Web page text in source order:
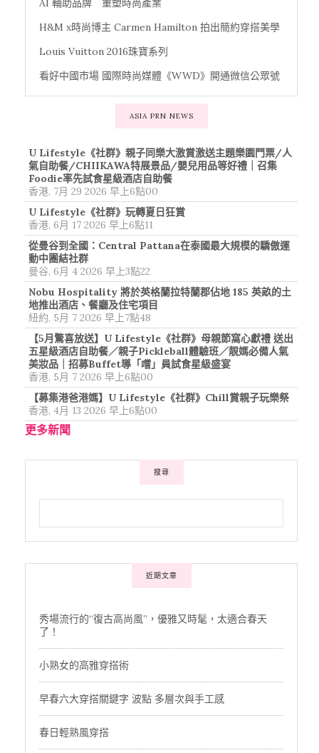
AI 輔助品牌 重塑時尚產業
H&M x時尚博主 Carmen Hamilton 拍出簡約穿搭美學
Louis Vuitton 2016珠寶系列
看好中國市場 國際時尚媒體《WWD》開通微信公眾號
ASIA PRN NEWS
U Lifestyle《社群》親子同樂大激賞激送主題樂園門票/人
氣自助餐/CHIIKAWA特展景品/嬰兒用品等好禮｜召集
Foodie率先試食星級酒店自助餐
香港, 7月 29 2026 早上6點00
U Lifestyle《社群》玩轉夏日狂賞
香港, 6月 17 2026 早上6點11
從曼谷到全國：Central Pattana在泰國最大規模的驕傲運
動中團結社群
曼谷, 6月 4 2026 早上3點22
Nobu Hospitality 將於英格蘭拉特蘭郡佔地 185 英畝的土
地推出酒店、餐廳及住宅項目
紐約, 5月 7 2026 早上7點48
【5月驚喜放送】U Lifestyle《社群》母親節窩心獻禮 送出
五星級酒店自助餐／親子Pickleball體驗班／靚媽必備人氣
美妝品｜招募Buffet導「嚐」員試食星級盛宴
香港, 5月 7 2026 早上6點00
【募集港爸港媽】U Lifestyle《社群》Chill賞親子玩樂祭
香港, 4月 13 2026 早上6點00
更多新聞
搜尋
近期文章
秀場流行的“復古高尚風”，優雅又時髦，太適合春天
了！
小熟女的高雅穿搭術
早春六大穿搭關鍵字 波點 多層次與手工感
春日輕熟風穿搭